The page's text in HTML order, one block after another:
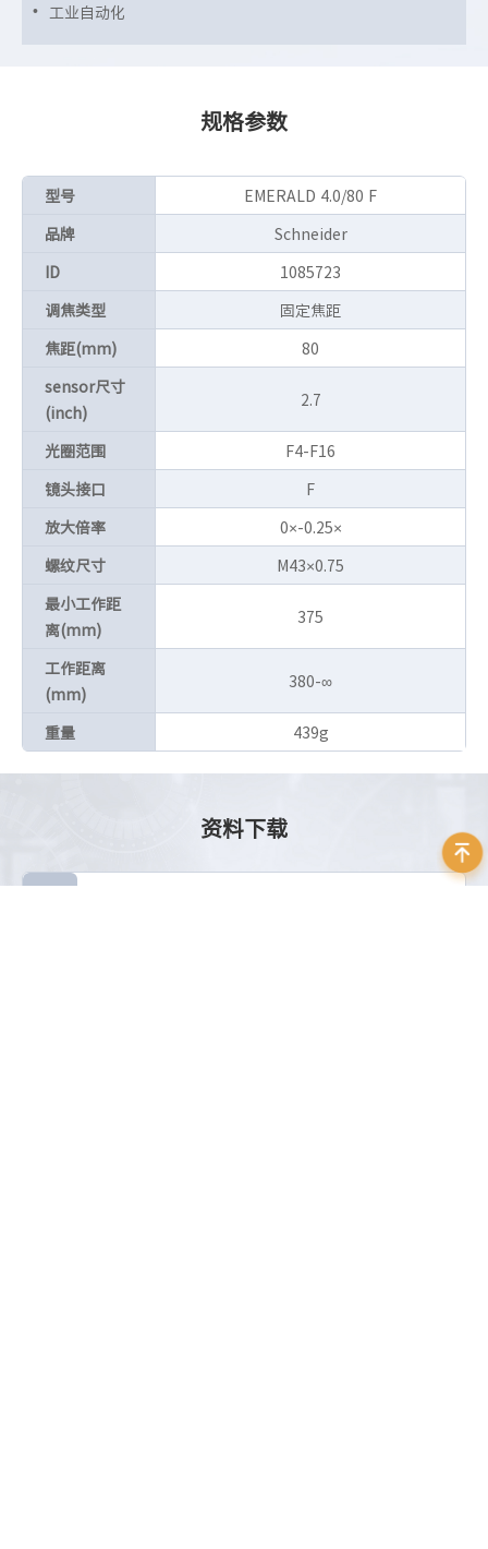
工业自动化
规格参数
型号
EMERALD 4.0/80 F
品牌
Schneider
ID
1085723
调焦类型
固定焦距
焦距(mm)
80
sensor尺寸
(inch)
2.7
光圈范围
F4-F16
镜头接口
F
放大倍率
0×-0.25×
螺纹尺寸
M43×0.75
最小工作距
离(mm)
375
工作距离
(mm)
380-∞
重量 439g
资料下载